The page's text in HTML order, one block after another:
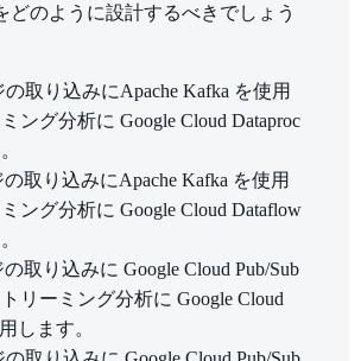
どのように設計するべきでしょう
取り込みにApache Kafka を使用
ング分析に Google Cloud Dataproc
取り込みにApache Kafka を使用
ング分析に Google Cloud Dataflow
取り込みに Google Cloud Pub/Sub
リーミング分析に Google Cloud
します。